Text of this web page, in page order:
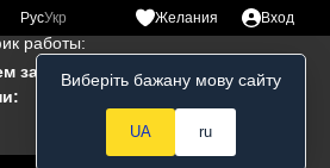
РусУкр Желания Вход
работы:
заказов 24/7
10:00–19:00
12:00–18:00
Мой заказ
Виберіть бажану мову сайту
UA ru